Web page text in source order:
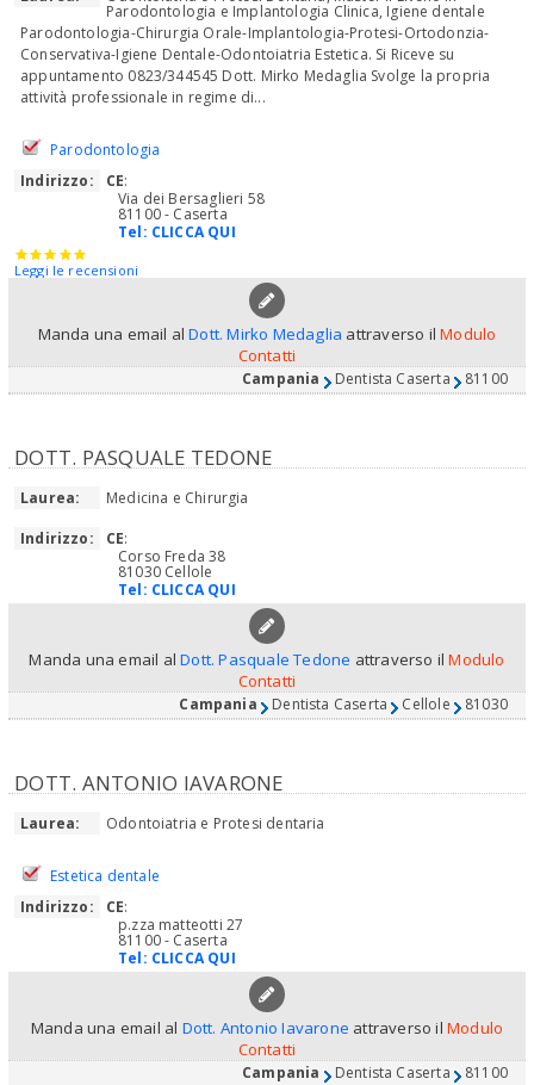
Parodontologia e Implantologia Clinica, Igiene dentale
Parodontologia-Chirurgia Orale-Implantologia-Protesi-Ortodonzia-
Conservativa-Igiene Dentale-Odontoiatria Estetica. Si Riceve su
appuntamento 0823/344545 Dott. Mirko Medaglia Svolge la propria
attività professionale in regime di...
Parodontologia
Indirizzo:
CE:
Via dei Bersaglieri 58
81100 - Caserta
Tel: CLICCA QUI
Leggi le recensioni
Manda una email alDott. Mirko Medaglia attraverso ilModulo
Contatti
Campania Dentista Caserta 81100
DOTT. PASQUALE TEDONE
Laurea:
Medicina e Chirurgia
Indirizzo:
CE:
Corso Freda 38
81030 Cellole
Tel: CLICCA QUI
Manda una email alDott. Pasquale Tedone attraverso ilModulo
Contatti
Campania Dentista Caserta Cellole 81030
DOTT. ANTONIO IAVARONE
Laurea: Odontoiatria e Protesi dentaria
Estetica dentale
Indirizzo:
CE:
p.zza matteotti 27
81100 - Caserta
Tel: CLICCA QUI
Manda una email al Dott. Antonio Iavarone attraverso il Modulo
Contatti
Campania Dentista Caserta 81100